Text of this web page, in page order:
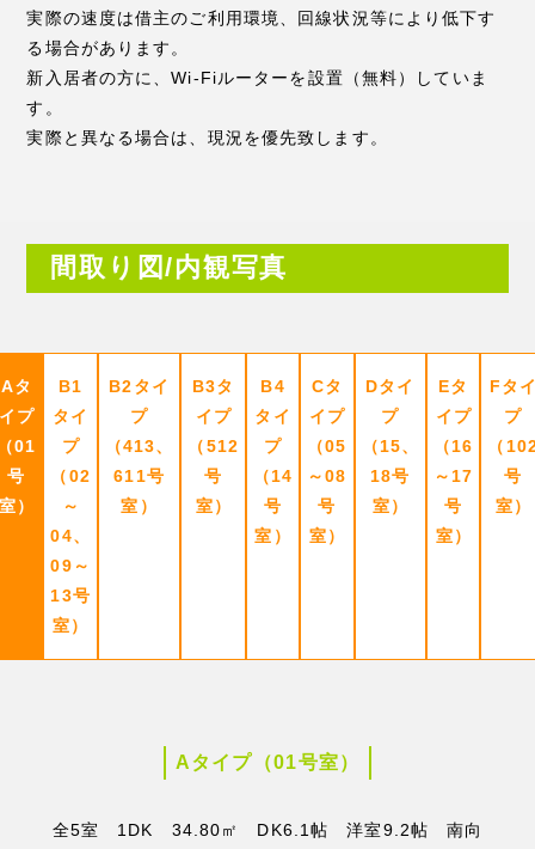
実際の速度は借主のご利用環境、回線状況等により低下す
る場合があります。
新入居者の方に、Wi-Fiルーターを設置（無料）していま
す。
実際と異なる場合は、現況を優先致します。
間取り図/内観写真
Aタ
プ
01
号
）
B1
タイ
プ
（02
～
04、
09～
13号
室）
B2タイ
プ
（413、
611号
室）
B3タ
イプ
（512
号
室）
B4
タイ
プ
（14
号
室）
Cタ
イプ
（05
～08
号
室）
Dタイ
プ
（15、
18号
室）
Eタ
イプ
（16
～17
号
室）
Fタ
プ
（
号
室）
Aタイプ（01号室）
全5室 1DK 34.80㎡ DK6.1帖 洋室9.2帖 南向